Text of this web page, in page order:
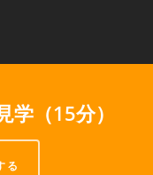
（15分）
る